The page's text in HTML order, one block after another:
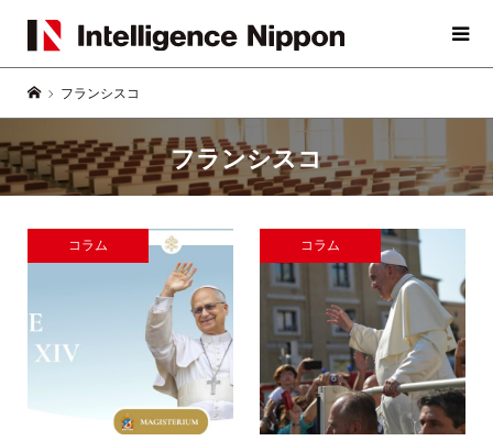
フランシスコ
フランシスコ
コラム コラム